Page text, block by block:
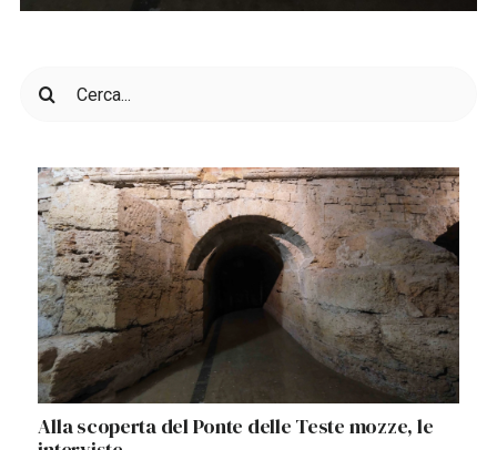
per:
Alla scoperta del Ponte delle Teste mozze, le